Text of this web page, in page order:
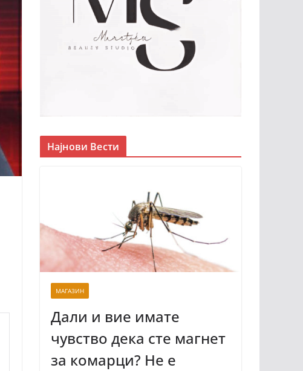
Најнови Вести
МАГАЗИН
Дали и вие имате
чувство дека сте магнет
за комарци? Не е